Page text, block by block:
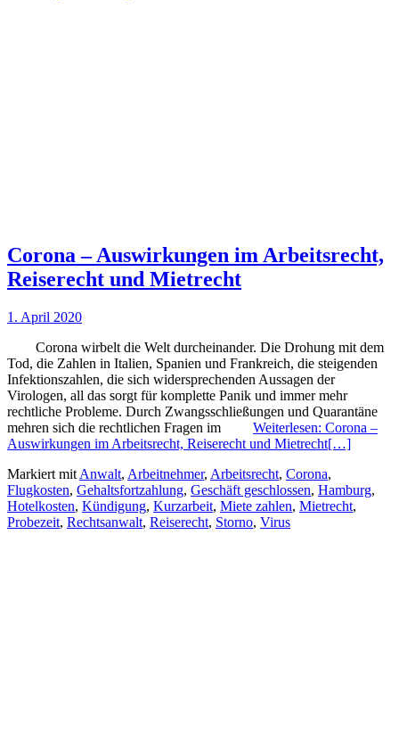
Corona – Auswirkungen im Arbeitsrecht,
Reiserecht und Mietrecht
1. April 2020
Corona wirbelt die Welt durcheinander. Die Drohung mit dem
Tod, die Zahlen in Italien, Spanien und Frankreich, die steigenden
Infektionszahlen, die sich widersprechenden Aussagen der
Virologen, all das sorgt für komplette Panik und immer mehr
rechtliche Probleme. Durch Zwangsschließungen und Quarantäne
mehren sich die rechtlichen Fragen im Weiterlesen: Corona –
Auswirkungen im Arbeitsrecht, Reiserecht und Mietrecht[…]
Markiert mit Anwalt, Arbeitnehmer, Arbeitsrecht, Corona,
Flugkosten, Gehaltsfortzahlung, Geschäft geschlossen, Hamburg,
Hotelkosten, Kündigung, Kurzarbeit, Miete zahlen, Mietrecht,
Probezeit, Rechtsanwalt, Reiserecht, Storno, Virus